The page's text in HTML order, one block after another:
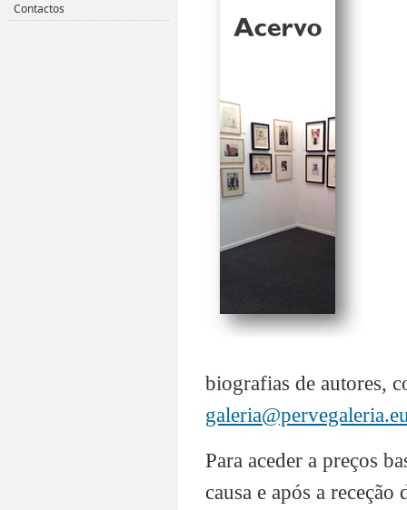
biografias de autores,
Para aceder a preços
causa e após a
Contactos